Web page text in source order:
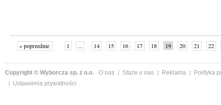
« poprzednie 1 ... 14 15 16 17 18 19 20 21
22
Copyright © Wyborcza sp. z o.o. O nas Staże u nas Reklama
Polityka
Ustawienia prywatności